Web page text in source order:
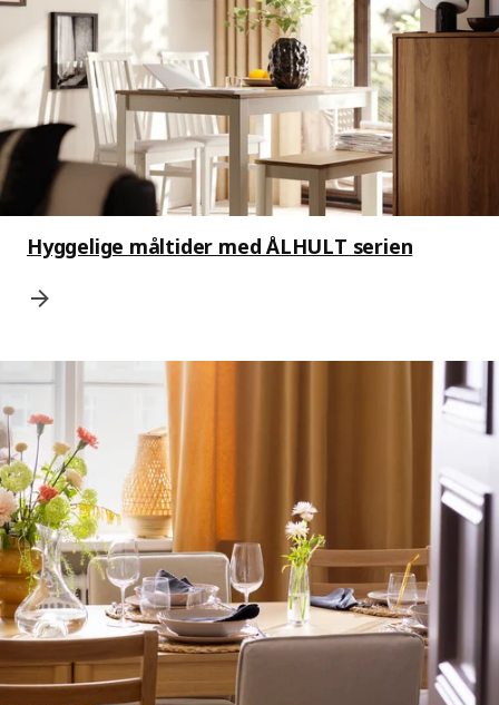
Hyggelige måltider med ÅLHULT serien